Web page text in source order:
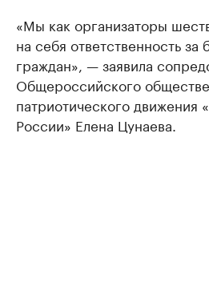
«Мы как организаторы
на себя ответственность за
граждан», — заявила
Общероссийского
патриотического движения
России» Елена Цунаева.